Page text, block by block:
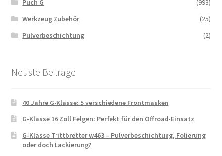
Puch G
(993)
Werkzeug Zubehör
(25)
Pulverbeschichtung
(2)
Neuste Beitrage
40 Jahre G-Klasse: 5 verschiedene Frontmasken
G-Klasse 16 Zoll Felgen: Perfekt für den Offroad-Einsatz
G-Klasse Trittbretter w463 – Pulverbeschichtung, Folierung
oder doch Lackierung?